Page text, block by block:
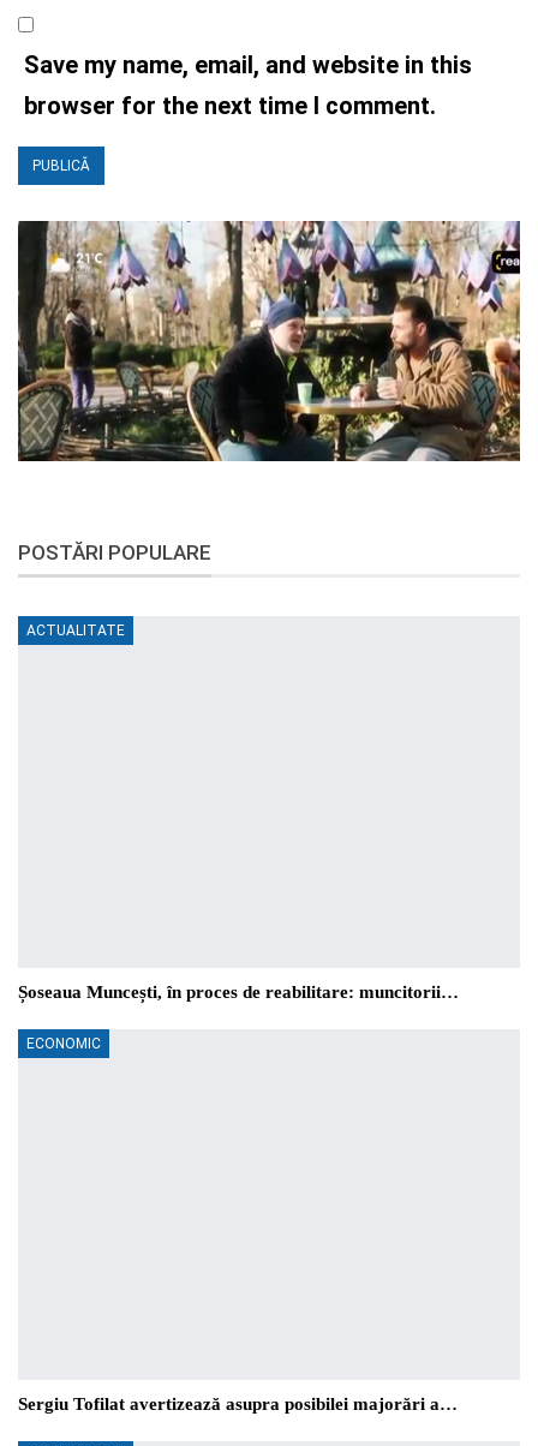
Save my name, email, and website in this
browser for the next time I comment.
POSTĂRI POPULARE
ACTUALITATE
Șoseaua Muncești, în proces de reabilitare: muncitorii…
ECONOMIC
Sergiu Tofilat avertizează asupra posibilei majorări a…